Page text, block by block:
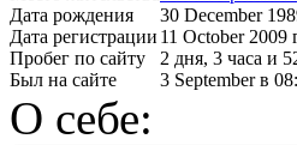
Дата рождения
30 December
Дата регистрации 11 October 2009
Пробег по сайту
2 дня, 3 часа и
Был на сайте
3 September в
О себе: